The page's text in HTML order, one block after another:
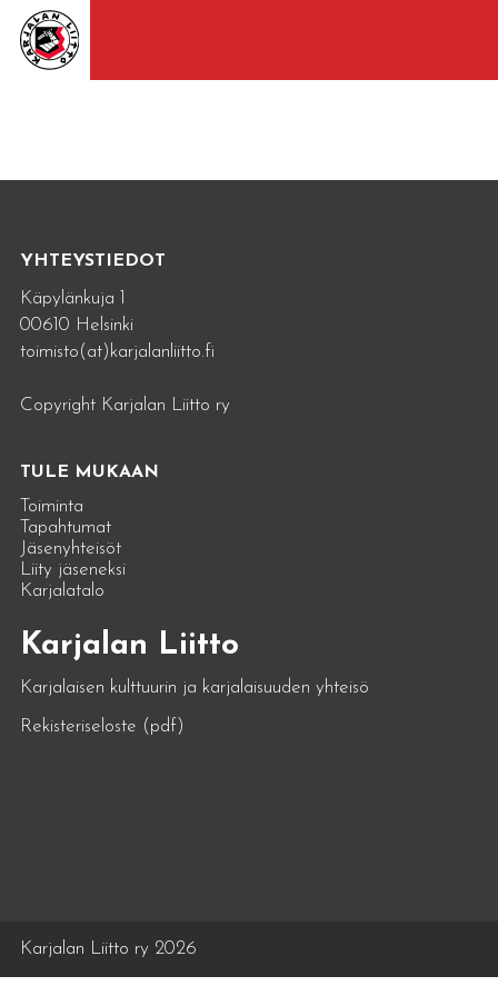
YHTEYSTIEDOT
Käpylänkuja 1
00610 Helsinki
toimisto(at)karjalanliitto.fi
Copyright Karjalan Liitto ry
TULE MUKAAN
Toiminta
Tapahtumat
Jäsenyhteisöt
Liity jäseneksi
Karjalatalo
Karjalan Liitto
Karjalaisen kulttuurin ja karjalaisuuden yhteisö
Rekisteriseloste (pdf)
Karjalan Liitto ry 2026